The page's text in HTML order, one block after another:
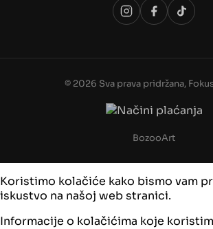
© 2026 Sva prava pridržana,
BozooArt
Koristimo kolačiće kako bismo vam
iskustvo na našoj web stranici.
Informacije o kolačićima koje